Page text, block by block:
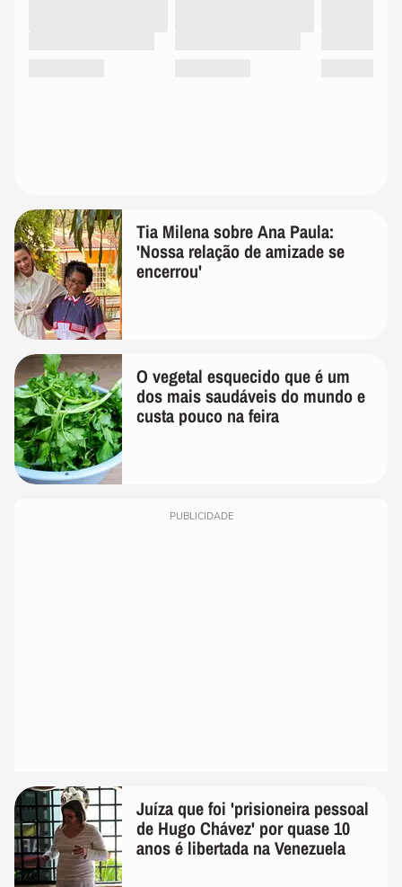
Tia Milena sobre Ana Paula:
'Nossa relação de amizade se
encerrou'
O vegetal esquecido que é um
dos mais saudáveis do mundo e
custa pouco na feira
PUBLICIDADE
Juíza que foi 'prisioneira pessoal
de Hugo Chávez' por quase 10
anos é libertada na Venezuela